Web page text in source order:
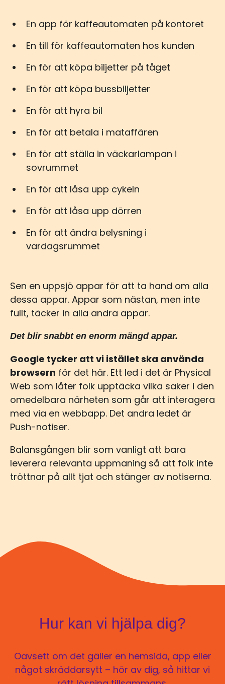
En app för kaffeautomaten på kontoret
En till för kaffeautomaten hos kunden
En för att köpa biljetter på tåget
En för att köpa bussbiljetter
En för att hyra bil
En för att betala i mataffären
En för att ställa in väckarlampan i
sovrummet
En för att låsa upp cykeln
En för att låsa upp dörren
En för att ändra belysning i
vardagsrummet
Sen en uppsjö appar för att ta hand om alla
dessa appar. Appar som nästan, men inte
fullt, täcker in alla andra appar.
Det blir snabbt en enorm mängd appar.
Google tycker att vi istället ska använda
browsern för det här. Ett led i det är Physical
Web som låter folk upptäcka vilka saker i den
omedelbara närheten som går att interagera
med via en webbapp. Det andra ledet är
Push-notiser.
Balansgången blir som vanligt att bara
leverera relevanta uppmaning så att folk inte
tröttnar på allt tjat och stänger av notiserna.
Hur kan vi hjälpa dig?
Oavsett om det gäller en hemsida, app eller
något skräddarsytt – hör av dig, så hittar vi